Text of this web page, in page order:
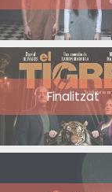
Finalitzat